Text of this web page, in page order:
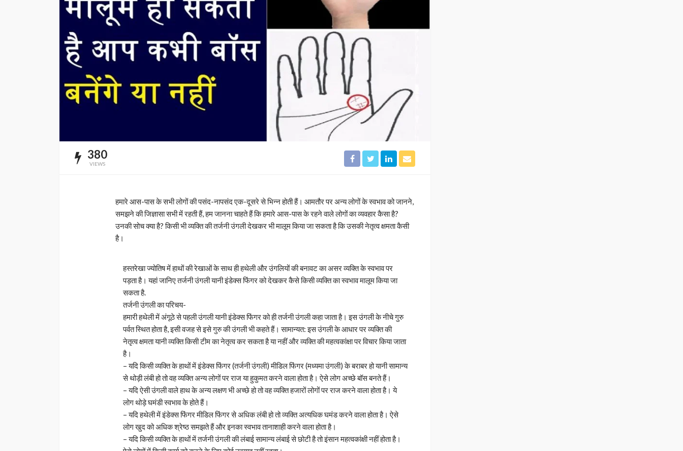
380
VIEWS
हमारे आस-पास के सभी लोगों की पसंद-नापसंद एक-दूसरे से भिन्न होती हैं। आमतौर पर अन्य लोगों के स्वभाव को जानने,
समझने की जिज्ञासा सभी में रहती हैं, हम जानना चाहते हैं कि हमारे आस-पास के रहने वाले लोगों का व्यवहार कैसा है?
उनकी सोच क्या है? किसी भी व्यक्ति की तर्जनी उंगली देखकर भी मालूम किया जा सकता है कि उसकी नेतृत्व क्षमता कैसी
है।
हस्तरेखा ज्योतिष में हाथों की रेखाओं के साथ ही हथेली और उंगलियों की बनावट का असर व्यक्ति के स्वभाव पर
पड़ता है। यहां जानिए तर्जनी उंगली यानी इंडेक्स फिंगर को देखकर कैसे किसी व्यक्ति का स्वभाव मालूम किया जा
सकता है.
तर्जनी उंगली का परिचय-
हमारी हथेली में अंगूठे से पहली उंगली यानी इंडेक्स फिंगर को ही तर्जनी उंगली कहा जाता है। इस उंगली के नीचे गुरु
पर्वत स्थित होता है, इसी वजह से इसे गुरु की उंगली भी कहते हैं। सामान्यत: इस उंगली के आधार पर व्यक्ति की
नेतृत्व क्षमता यानी व्यक्ति किसी टीम का नेतृत्व कर सकता है या नहीं और व्यक्ति की महत्वकांक्षा पर विचार किया जाता
है।
– यदि किसी व्यक्ति के हाथों में इंडेक्स फिंगर (तर्जनी उंगली) मीडिल फिंगर (मध्यमा उंगली) के बराबर हो यानी सामान्य
से थोड़ी लंबी हो तो वह व्यक्ति अन्य लोगों पर राज या हुकुमत करने वाला होता है। ऐसे लोग अच्छे बॉस बनते हैं।
– यदि ऐसी उंगली वाले हाथ के अन्य लक्षण भी अच्छे हो तो वह व्यक्ति हजारों लोगों पर राज करने वाला होता है। ये
लोग थोड़े घमंडी स्वभाव के होते हैं।
– यदि हथेली में इंडेक्स फिंगर मीडिल फिंगर से अधिक लंबी हो तो व्यक्ति अत्यधिक घमंड करने वाला होता है। ऐसे
लोग खुद को अधिक श्रेष्ठ समझते हैं और इनका स्वभाव तानाशाही करने वाला होता है।
– यदि किसी व्यक्ति के हाथों में तर्जनी उंगली की लंबाई सामान्य लंबाई से छोटी है तो इंसान महत्वकांक्षी नहीं होता है।